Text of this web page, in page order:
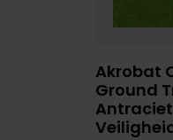
Akrobat
Ground